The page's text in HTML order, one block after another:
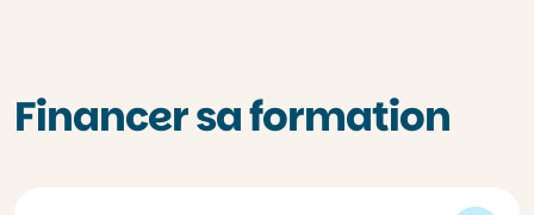
Financer sa formation